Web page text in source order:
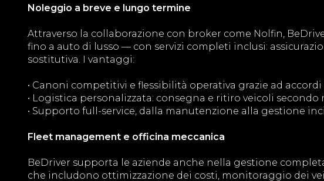
Noleggio a breve e lungo termine
Attraverso la collaborazione con broker come Nolfin,
fino a auto di lusso — con servizi completi inclusi:
sostitutiva. I vantaggi:
• Canoni competitivi e flessibilità operativa grazie ad
• Logistica personalizzata: consegna e ritiro veicoli secondo
• Supporto full-service, dalla manutenzione alla gestione
Fleet management e officina meccanica
BeDriver supporta le aziende anche nella gestione
che includono ottimizzazione dei costi, monitoraggio dei